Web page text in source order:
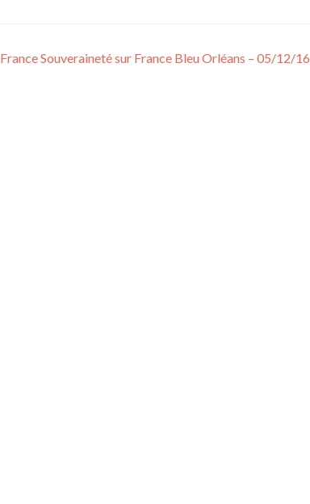
France Souveraineté sur France Bleu Orléans – 05/12/16